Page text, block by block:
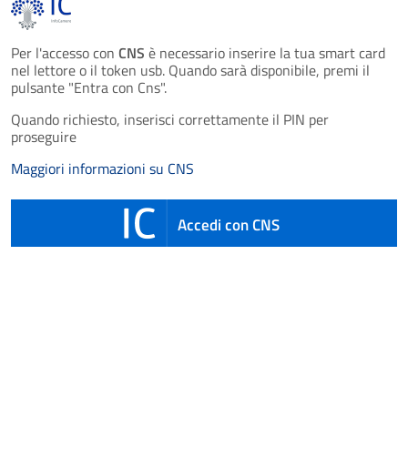
Per l'accesso con CNS è necessario inserire la tua smart card
nel lettore o il token usb. Quando sarà disponibile, premi il
pulsante "Entra con Cns".
Quando richiesto, inserisci correttamente il PIN per
proseguire
Maggiori informazioni su CNS
Accedi con CNS